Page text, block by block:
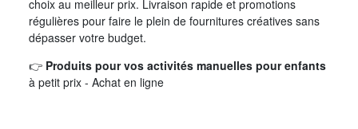
choix au meilleur prix. Livraison rapide et promotions
régulières pour faire le plein de fournitures créatives sans
dépasser votre budget.
👉 Produits pour vos activités manuelles pour enfants
à petit prix - Achat en ligne